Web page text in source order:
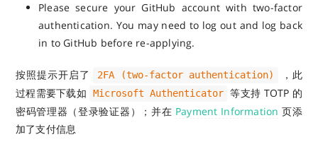
Please secure your GitHub account with two-factor
authentication. You may need to log out and log back
in to GitHub before re-applying.
按照提示开启了 2FA (two-factor authentication)
，此
过程需要下载如
Microsoft Authenticator 等支持 TOTP 的
密码管理器（登录验证器）；并在 Payment Information 页添
加了支付信息